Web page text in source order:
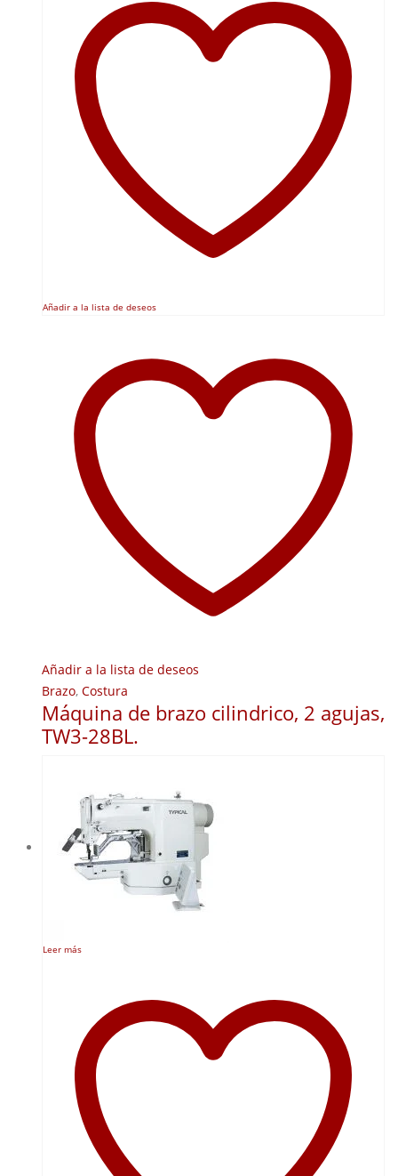
Añadir a la lista de deseos
Añadir a la lista de deseos
Brazo, Costura
Máquina de brazo cilindrico, 2 agujas,
TW3-28BL.
Leer más